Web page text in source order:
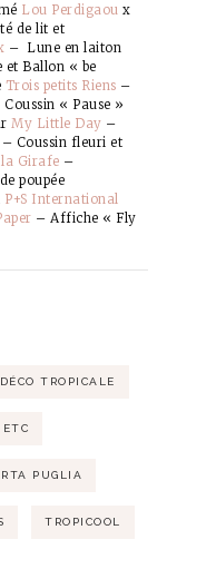
Lou Perdigaou x
de lit et
– Lune en laiton
et Ballon « be
Trois petits Riens –
Coussin « Pause »
My Little Day –
– Coussin fleuri et
Girafe –
poupée
P+S International
– Affiche « Fly
DÉCO TROPICALE
PUGLIA
TROPICOOL